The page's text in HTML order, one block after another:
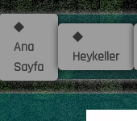
◆
Ana
Sayfa
◆
Heykeller